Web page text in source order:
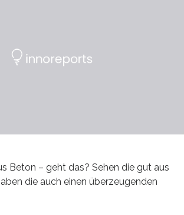
Beton – geht das? Sehen die gut aus
die auch einen überzeugenden